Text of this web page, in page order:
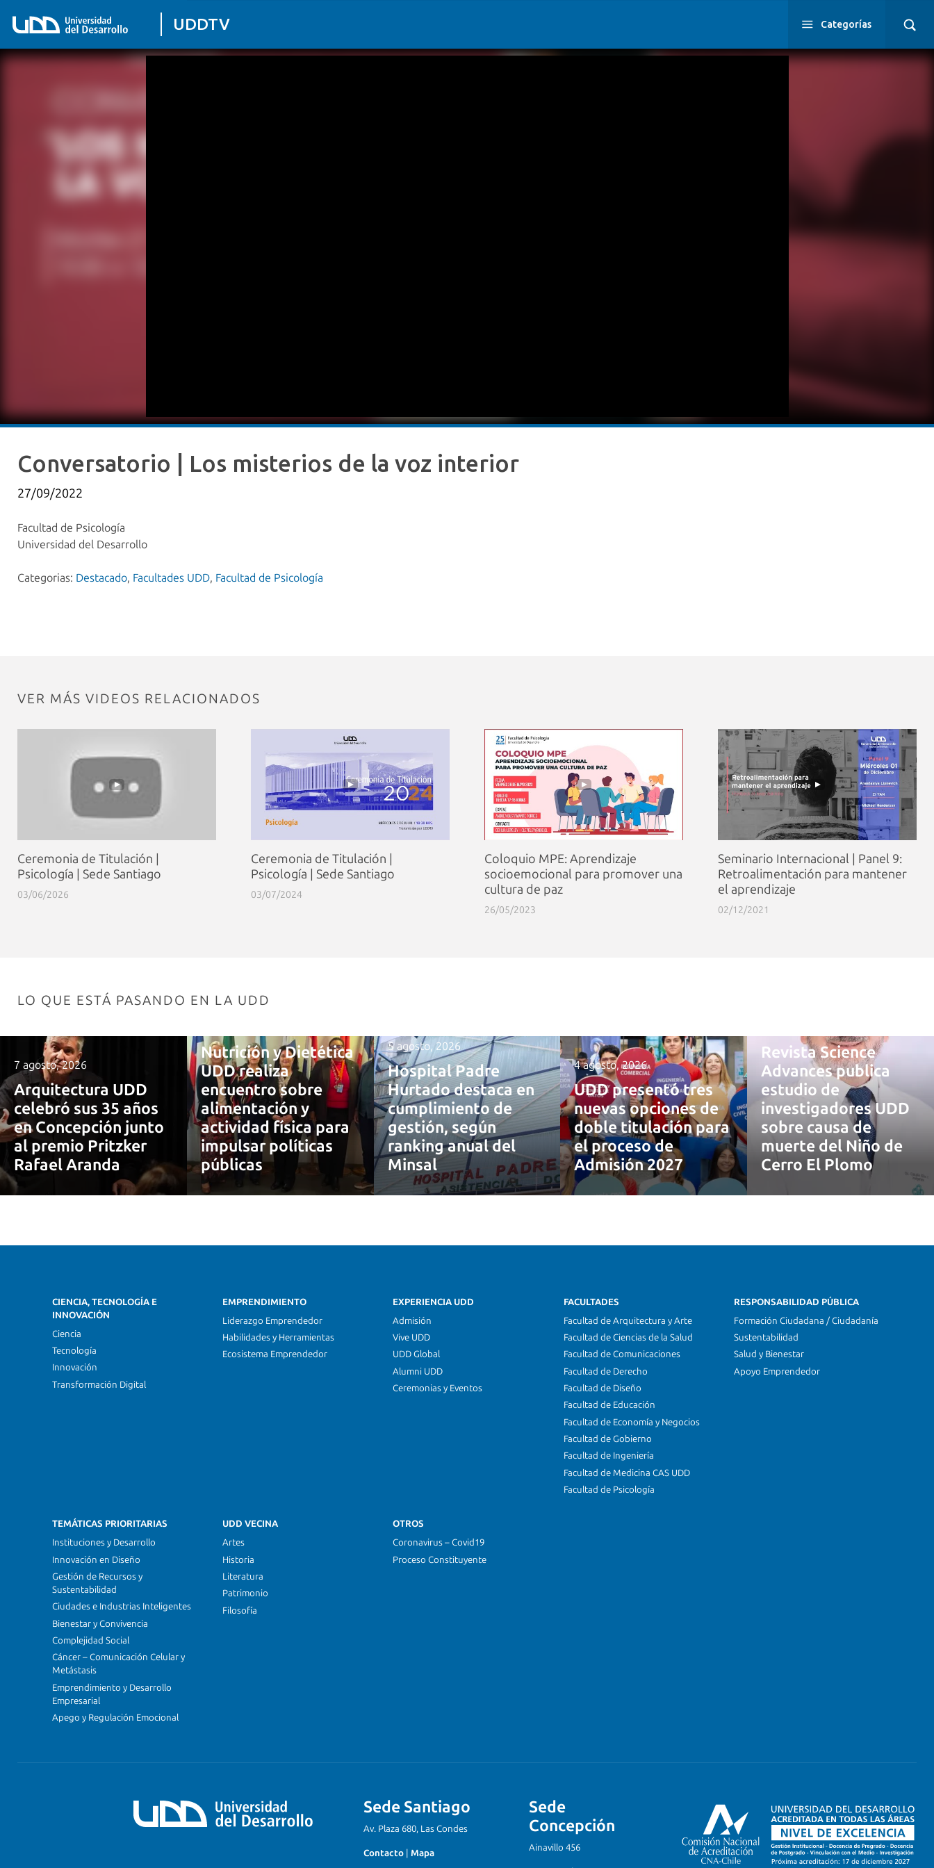
UDDTV Categorías
Conversatorio | Los misterios de la voz interior
27/09/2022
Facultad de Psicología
Universidad del Desarrollo
Categorias: Destacado, Facultades UDD, Facultad de Psicología
VER MÁS VIDEOS RELACIONADOS
Ceremonia de Titulación |
Psicología | Sede Santiago
03/06/2026
Ceremonia de Titulación |
Psicología | Sede Santiago
03/07/2024
Coloquio MPE: Aprendizaje
socioemocional para promover una
cultura de paz
26/05/2023
Seminario Internacional | Panel 9:
Retroalimentación para mantener
el aprendizaje
02/12/2021
LO QUE ESTÁ PASANDO EN LA UDD
7 agosto, 2026
Arquitectura UDD
celebró sus 35 años
en Concepción junto
al premio Pritzker
Rafael Aranda
Nutrición y Dietética
UDD realiza
encuentro sobre
alimentación y
actividad física para
impulsar políticas
públicas
5 agosto, 2026
Hospital Padre
Hurtado destaca en
cumplimiento de
gestión, según
ranking anual del
Minsal
4 agosto, 2026
UDD presentó tres
nuevas opciones de
doble titulación para
el proceso de
Admisión 2027
Revista Science
Advances publica
estudio de
investigadores UDD
sobre causa de
muerte del Niño de
Cerro El Plomo
CIENCIA, TECNOLOGÍA E
INNOVACIÓN
Ciencia
Tecnología
Innovación
Transformación Digital
EMPRENDIMIENTO
Liderazgo Emprendedor
Habilidades y Herramientas
Ecosistema Emprendedor
EXPERIENCIA UDD
Admisión
Vive UDD
UDD Global
Alumni UDD
Ceremonias y Eventos
FACULTADES
Facultad de Arquitectura y Arte
Facultad de Ciencias de la Salud
Facultad de Comunicaciones
Facultad de Derecho
Facultad de Diseño
Facultad de Educación
Facultad de Economía y Negocios
Facultad de Gobierno
Facultad de Ingeniería
Facultad de Medicina CAS UDD
Facultad de Psicología
RESPONSABILIDAD PÚBLICA
Formación Ciudadana / Ciudadanía
Sustentabilidad
Salud y Bienestar
Apoyo Emprendedor
TEMÁTICAS PRIORITARIAS
Instituciones y Desarrollo
Innovación en Diseño
Gestión de Recursos y
Sustentabilidad
Ciudades e Industrias Inteligentes
Bienestar y Convivencia
Complejidad Social
Cáncer – Comunicación Celular y
Metástasis
Emprendimiento y Desarrollo
Empresarial
Apego y Regulación Emocional
UDD VECINA
Artes
Historia
Literatura
Patrimonio
Filosofía
OTROS
Coronavirus – Covid19
Proceso Constituyente
Sede Santiago
Av. Plaza 680, Las Condes
Contacto Mapa
Sede
Concepción
Ainavillo 456